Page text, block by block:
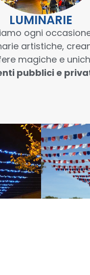
LUMINARIE
ogni
artistiche,
magiche e
pubblici e